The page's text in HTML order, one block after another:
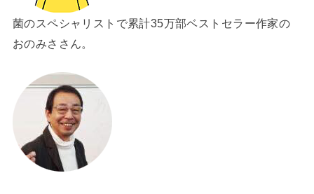
菌のスペシャリストで累計35万部ベストセラー作家の
おのみささん。